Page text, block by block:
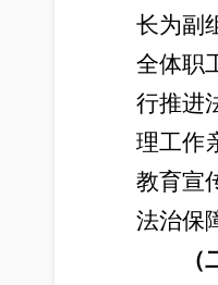
长为副
全体职
行推进
理工作
教育宣
法治保
（